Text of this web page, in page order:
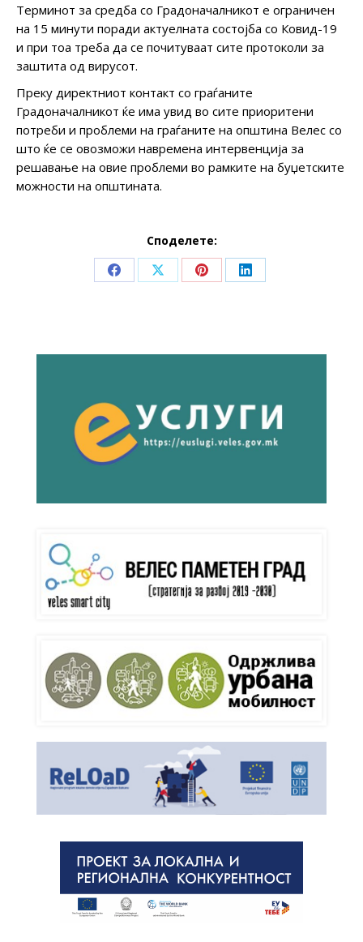
Терминот за средба со Градоначалникот е ограничен
на 15 минути поради актуелната состојба со Ковид-19
и при тоа треба да се почитуваат сите протоколи за
заштита од вирусот.
Преку директниот контакт со граѓаните
Градоначалникот ќе има увид во сите приоритени
потреби и проблеми на граѓаните на општина Велес со
што ќе се овозможи навремена интервенција за
решавање на овие проблеми во рамките на буџетските
можности на општината.
Споделете:
Share Share Share Share